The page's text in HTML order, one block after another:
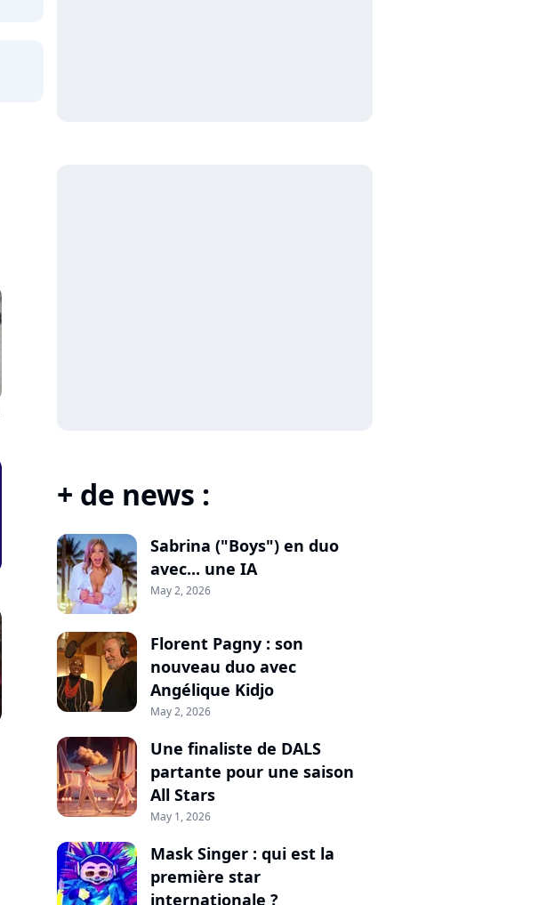
+ de news :
Sabrina ("Boys") en duo
avec... une IA
May 2, 2026
Florent Pagny : son
nouveau duo avec
Angélique Kidjo
May 2, 2026
Une finaliste de DALS
partante pour une saison
All Stars
May 1, 2026
Mask Singer : qui est la
première star
internationale ?